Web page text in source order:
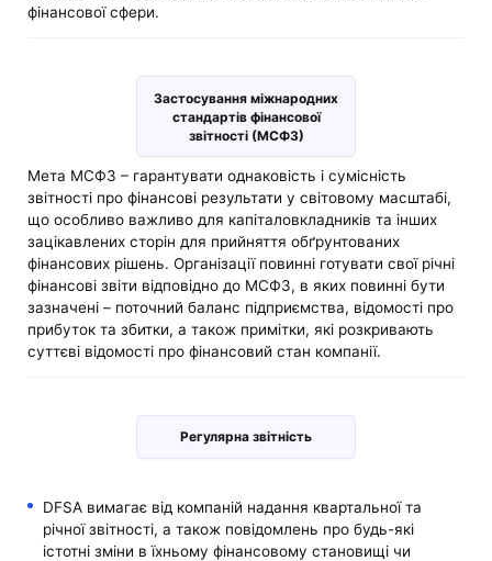
фінансової сфери.
Застосування міжнародних
стандартів фінансової
звітності (МСФЗ)
Мета МСФЗ – гарантувати однаковість і сумісність
звітності про фінансові результати у світовому масштабі,
що особливо важливо для капіталовкладників та інших
зацікавлених сторін для прийняття обґрунтованих
фінансових рішень. Організації повинні готувати свої річні
фінансові звіти відповідно до МСФЗ, в яких повинні бути
зазначені – поточний баланс підприємства, відомості про
прибуток та збитки, а також примітки, які розкривають
суттєві відомості про фінансовий стан компанії.
Регулярна звітність
DFSA вимагає від компаній надання квартальної та
річної звітності, а також повідомлень про будь-які
істотні зміни в їхньому фінансовому становищі чи